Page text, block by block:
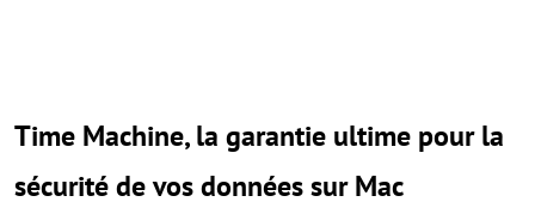
Time Machine, la garantie ultime pour la
sécurité de vos données sur Mac